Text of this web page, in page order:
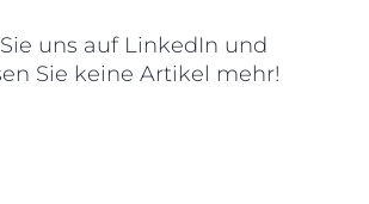
uns auf LinkedIn und
Sie keine Artikel mehr!